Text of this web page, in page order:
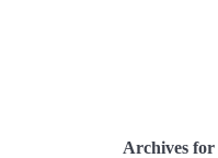
Archives